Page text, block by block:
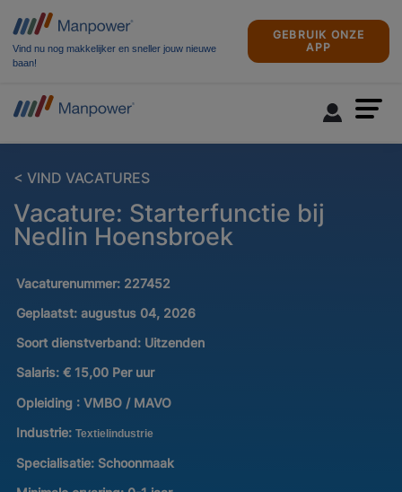
Vind nu nog makkelijker en sneller jouw nieuwe
baan!
GEBRUIK ONZE
APP
< VIND VACATURES
Vacature: Starterfunctie bij
Nedlin Hoensbroek
Vacaturenummer: 227452
Geplaatst: augustus 04, 2026
Soort dienstverband: Uitzenden
Salaris: € 15,00 Per uur
Opleiding : VMBO / MAVO
Industrie: Textielindustrie
Specialisatie: Schoonmaak